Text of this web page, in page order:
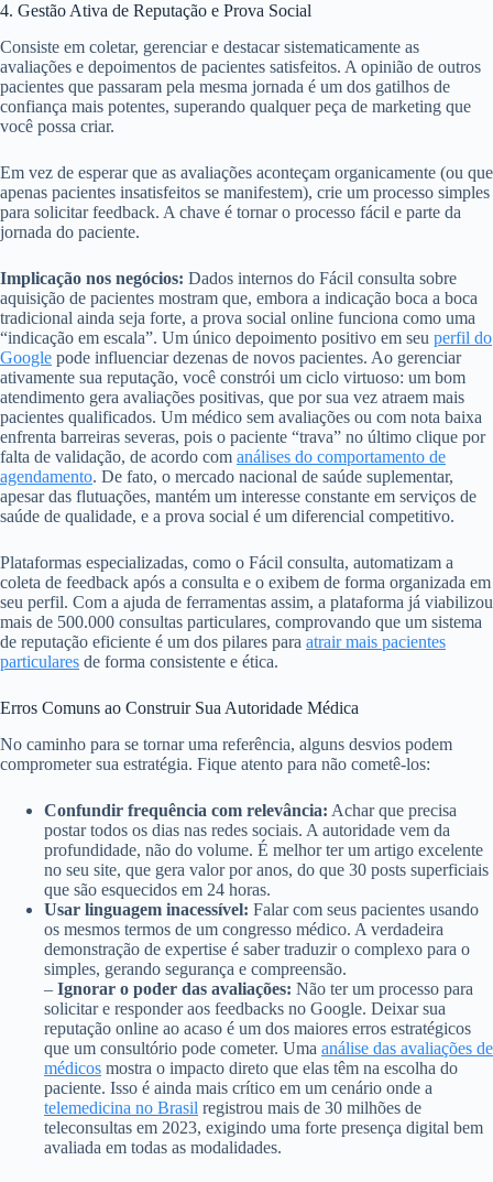
4. Gestão Ativa de Reputação e Prova Social
Consiste em coletar, gerenciar e destacar sistematicamente as
avaliações e depoimentos de pacientes satisfeitos. A opinião de outros
pacientes que passaram pela mesma jornada é um dos gatilhos de
confiança mais potentes, superando qualquer peça de marketing que
você possa criar.
Em vez de esperar que as avaliações aconteçam organicamente (ou que
apenas pacientes insatisfeitos se manifestem), crie um processo simples
para solicitar feedback. A chave é tornar o processo fácil e parte da
jornada do paciente.
Implicação nos negócios: Dados internos do Fácil consulta sobre
aquisição de pacientes mostram que, embora a indicação boca a boca
tradicional ainda seja forte, a prova social online funciona como uma
“indicação em escala”. Um único depoimento positivo em seu perfil do
Google pode influenciar dezenas de novos pacientes. Ao gerenciar
ativamente sua reputação, você constrói um ciclo virtuoso: um bom
atendimento gera avaliações positivas, que por sua vez atraem mais
pacientes qualificados. Um médico sem avaliações ou com nota baixa
enfrenta barreiras severas, pois o paciente “trava” no último clique por
falta de validação, de acordo com análises do comportamento de
agendamento. De fato, o mercado nacional de saúde suplementar,
apesar das flutuações, mantém um interesse constante em serviços de
saúde de qualidade, e a prova social é um diferencial competitivo.
Plataformas especializadas, como o Fácil consulta, automatizam a
coleta de feedback após a consulta e o exibem de forma organizada em
seu perfil. Com a ajuda de ferramentas assim, a plataforma já viabilizou
mais de 500.000 consultas particulares, comprovando que um sistema
de reputação eficiente é um dos pilares para atrair mais pacientes
particulares de forma consistente e ética.
Erros Comuns ao Construir Sua Autoridade Médica
No caminho para se tornar uma referência, alguns desvios podem
comprometer sua estratégia. Fique atento para não cometê-los:
Confundir frequência com relevância: Achar que precisa
postar todos os dias nas redes sociais. A autoridade vem da
profundidade, não do volume. É melhor ter um artigo excelente
no seu site, que gera valor por anos, do que 30 posts superficiais
que são esquecidos em 24 horas.
Usar linguagem inacessível: Falar com seus pacientes usando
os mesmos termos de um congresso médico. A verdadeira
demonstração de expertise é saber traduzir o complexo para o
simples, gerando segurança e compreensão.
– Ignorar o poder das avaliações: Não ter um processo para
solicitar e responder aos feedbacks no Google. Deixar sua
reputação online ao acaso é um dos maiores erros estratégicos
que um consultório pode cometer. Uma análise das avaliações de
médicos mostra o impacto direto que elas têm na escolha do
paciente. Isso é ainda mais crítico em um cenário onde a
telemedicina no Brasil registrou mais de 30 milhões de
teleconsultas em 2023, exigindo uma forte presença digital bem
avaliada em todas as modalidades.